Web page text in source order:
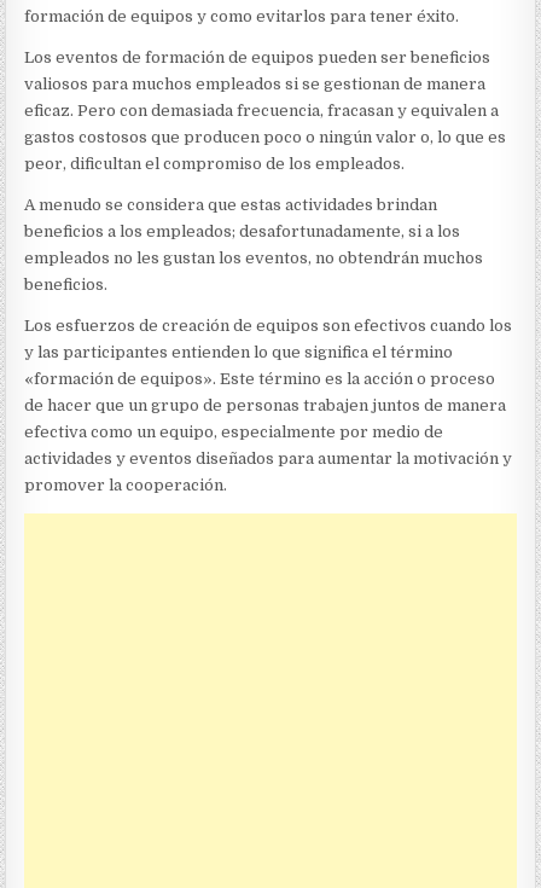
formación de equipos y como evitarlos para tener éxito.
Los eventos de formación de equipos pueden ser beneficios
valiosos para muchos empleados si se gestionan de manera
eficaz. Pero con demasiada frecuencia, fracasan y equivalen a
gastos costosos que producen poco o ningún valor o, lo que es
peor, dificultan el compromiso de los empleados.
A menudo se considera que estas actividades brindan
beneficios a los empleados; desafortunadamente, si a los
empleados no les gustan los eventos, no obtendrán muchos
beneficios.
Los esfuerzos de creación de equipos son efectivos cuando los
y las participantes entienden lo que significa el término
«formación de equipos». Este término es la acción o proceso
de hacer que un grupo de personas trabajen juntos de manera
efectiva como un equipo, especialmente por medio de
actividades y eventos diseñados para aumentar la motivación y
promover la cooperación.